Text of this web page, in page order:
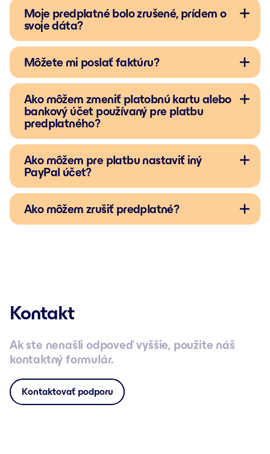
Moje predplatné bolo zrušené, prídem o
svoje dáta?
Môžete mi poslať faktúru?
Ako môžem zmeniť platobnú kartu alebo
bankový účet používaný pre platbu
predplatného?
Ako môžem pre platbu nastaviť iný
PayPal účet?
Ako môžem zrušiť predplatné?
Kontakt
Ak ste nenašli odpoveď vyššie, použite náš
kontaktný formulár.
Kontaktovať podporu